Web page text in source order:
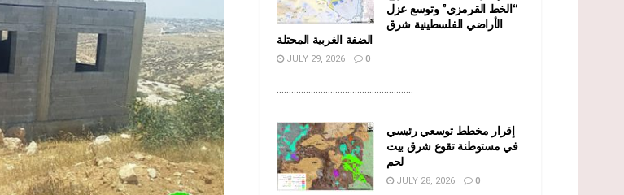
“الخط القرمزي” وتوسع عزل
الأراضي الفلسطينية شرق
الضفة الغربية المحتلة
JULY 29, 2026 0
........................................................
إقرار مخطط توسعي رئيسي
في مستوطنة تقوع شرق بيت
لحم
JULY 28, 2026 0